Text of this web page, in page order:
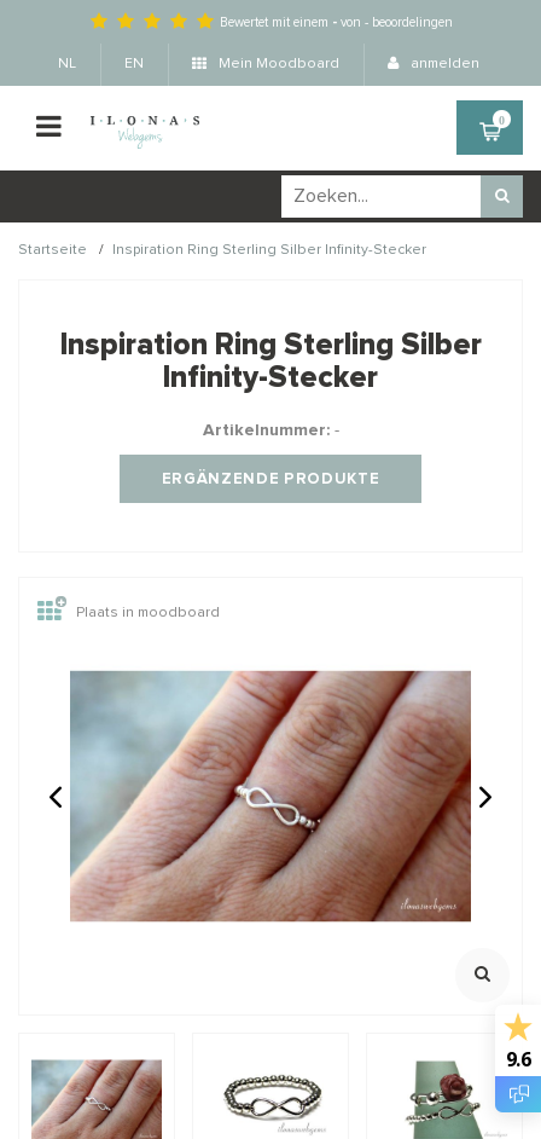
Bewertet mit einem - von - beoordelingen
NL EN Mein Moodboard anmelden
0
Startseite / Inspiration Ring Sterling Silber Infinity-Stecker
producten ook interessant
14/20 Gold filled kralen
rond van: 2 t/m 12mm
Incl. btw
€0,23 Excl. btw
GARNET: Griffin zijde
draad
2 meter met naald
€2,45
€2,02 Excl. btw
Inspiration Ring Sterling Silber
Infinity-Stecker
Artikelnummer:-
ERGÄNZENDE PRODUKTE
Plaats in moodboard
9.6